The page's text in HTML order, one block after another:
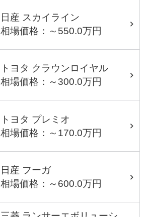
日産 スカイライン
相場価格：～550.0万円
トヨタ クラウンロイヤル
相場価格：～300.0万円
トヨタ プレミオ
相場価格：～170.0万円
日産 フーガ
相場価格：～600.0万円